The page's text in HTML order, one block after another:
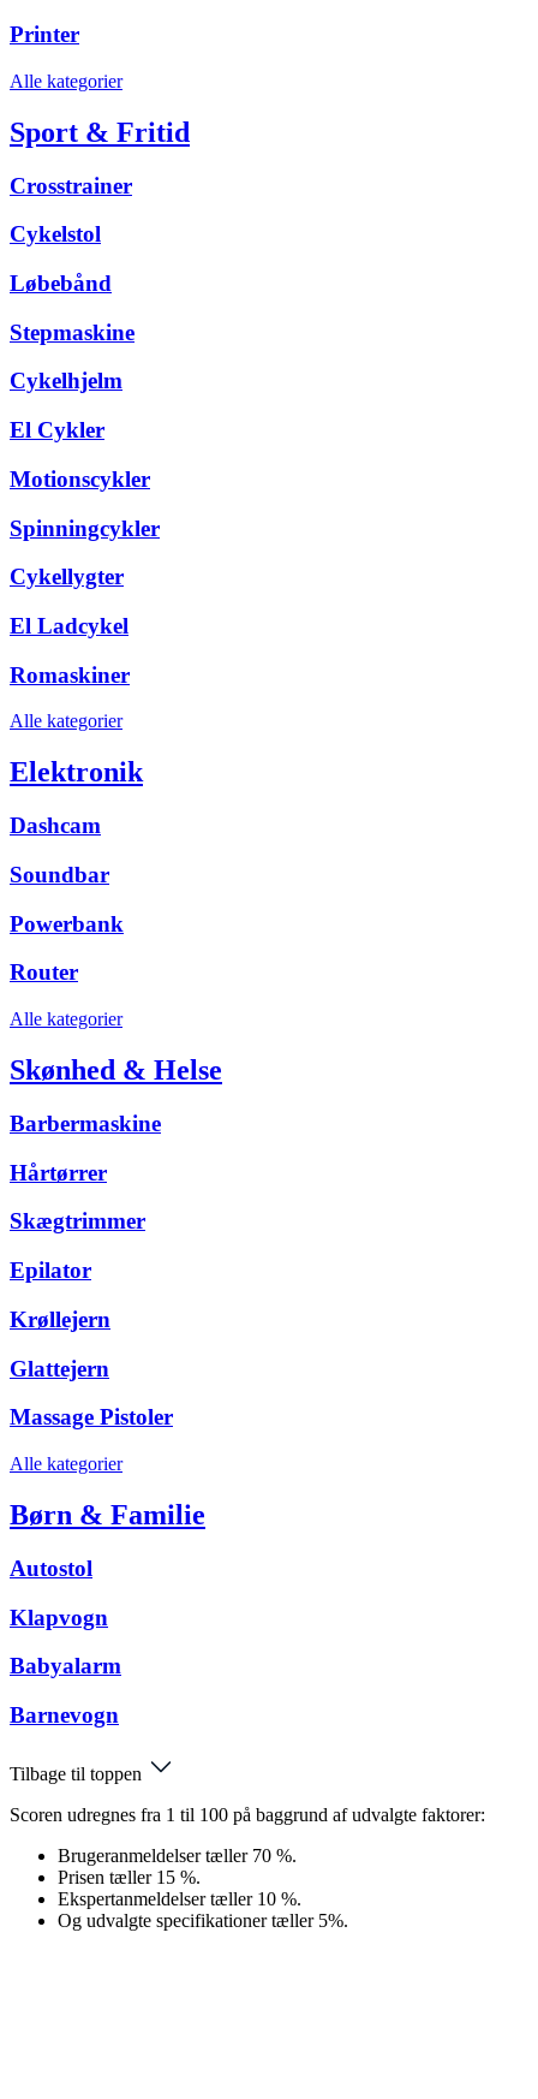
Printer
Alle kategorier
Sport & Fritid
Crosstrainer
Cykelstol
Løbebånd
Stepmaskine
Cykelhjelm
El Cykler
Motionscykler
Spinningcykler
Cykellygter
El Ladcykel
Romaskiner
Alle kategorier
Elektronik
Dashcam
Soundbar
Powerbank
Router
Alle kategorier
Skønhed & Helse
Barbermaskine
Hårtørrer
Skægtrimmer
Epilator
Krøllejern
Glattejern
Massage Pistoler
Alle kategorier
Børn & Familie
Autostol
Klapvogn
Babyalarm
Barnevogn
Tilbage til toppen
Scoren udregnes fra 1 til 100 på baggrund af udvalgte faktorer:
Brugeranmeldelser tæller 70 %.
Prisen tæller 15 %.
Ekspertanmeldelser tæller 10 %.
Og udvalgte specifikationer tæller 5%.